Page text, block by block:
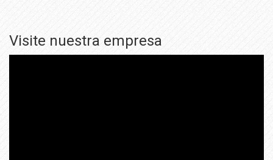
Visite nuestra empresa